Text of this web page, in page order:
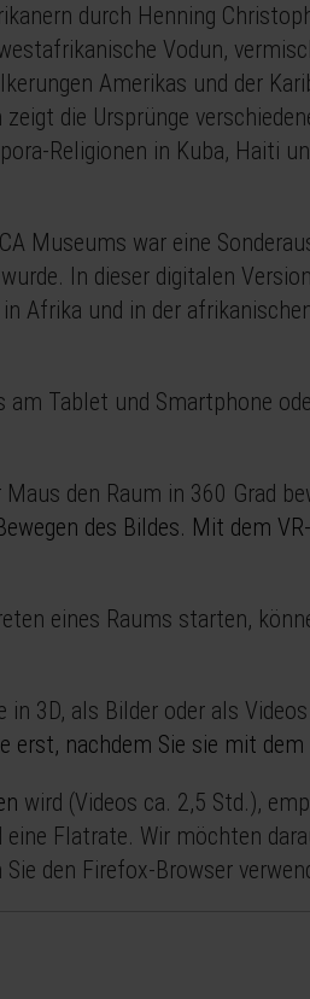
durch Henning
Vodun,
Amerikas und der
die Ursprünge
Religionen in Kuba, Haiti
Museums war eine
In dieser digitalen
Afrika und in der
Tablet und Smartphone
den Raum in 360 Grad
des Bildes. Mit dem
eines Raums starten,
3D, als Bilder oder als
erst, nachdem Sie sie mit
wird (Videos ca. 2,5 Std.),
Flatrate. Wir möchten
den Firefox-Browser